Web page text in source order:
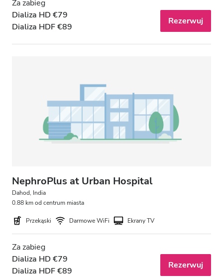
Za zabieg
Dializa HD €79
Dializa HDF €89
Rezerwuj
NephroPlus at Urban Hospital
Dahod, India
0.88 km od centrum miasta
Przekąski Darmowe WiFi Ekrany TV
Za zabieg
Dializa HD €79
Dializa HDF €89
Rezerwuj